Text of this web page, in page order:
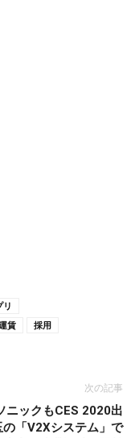
リ
賃
採用
次の記事
ニックもCES 2020出
の「V2Xシステム」で